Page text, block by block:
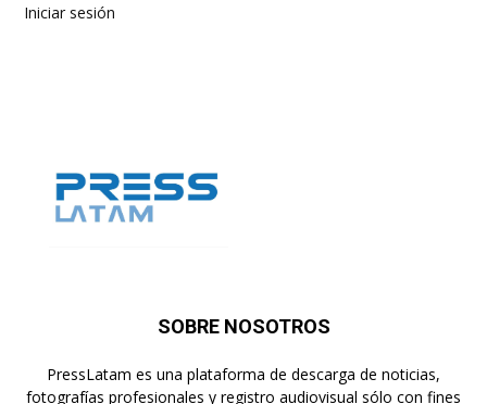
Iniciar sesión
SOBRE NOSOTROS
PressLatam es una plataforma de descarga de noticias,
fotografías profesionales y registro audiovisual sólo con fines